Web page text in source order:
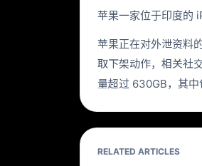
苹果一家位于印度的
苹果正在对外泄资料
取下架动作，相关社
量超过 630GB，其
RELATED ARTICLES